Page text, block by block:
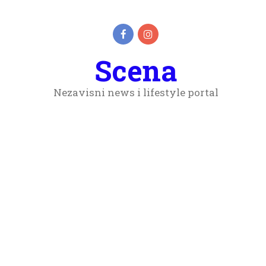
Scena
Nezavisni news i lifestyle portal